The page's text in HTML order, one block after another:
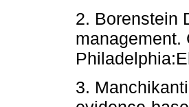
2. Borenstein
management.
3.